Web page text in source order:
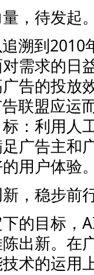
，待发起
溯到2010
需求的日
告的投放
联盟应运
：利用人
广告主和
用户体验
，稳步前
的目标，
出新。在
术的运用